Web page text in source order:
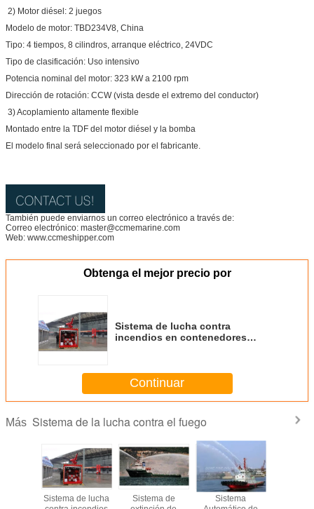
2) Motor diésel: 2 juegos
Modelo de motor: TBD234V8, China
Tipo: 4 tiempos, 8 cilindros, arranque eléctrico, 24VDC
Tipo de clasificación: Uso intensivo
Potencia nominal del motor: 323 kW a 2100 rpm
Dirección de rotación: CCW (vista desde el extremo del conductor)
3) Acoplamiento altamente flexible
Montado entre la TDF del motor diésel y la bomba
El modelo final será seleccionado por el fabricante.
También puede enviarnos un correo electrónico a través de:
Correo electrónico: master@ccmemarine.com
Web: www.ccmeshipper.com
Obtenga el mejor precio por
Sistema de lucha contra
incendios en contenedores
Continuar
Más Sistema de la lucha contra el fuego
Sistema de lucha
Sistema de
Sistema